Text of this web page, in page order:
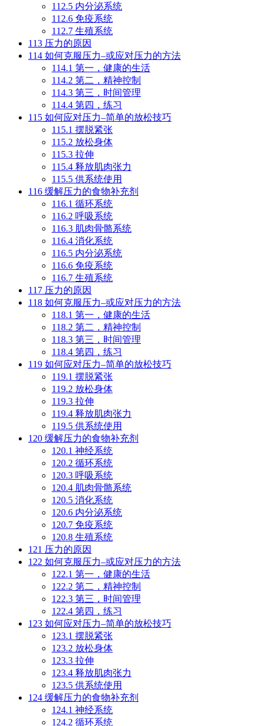
112.5 内分泌系统
112.6 免疫系统
112.7 生殖系统
113 压力的原因
114 如何克服压力–或应对压力的方法
114.1 第一，健康的生活
114.2 第二，精神控制
114.3 第三，时间管理
114.4 第四，练习
115 如何应对压力–简单的放松技巧
115.1 摆脱紧张
115.2 放松身体
115.3 拉伸
115.4 释放肌肉张力
115.5 供系统使用
116 缓解压力的食物补充剂
116.1 循环系统
116.2 呼吸系统
116.3 肌肉骨骼系统
116.4 消化系统
116.5 内分泌系统
116.6 免疫系统
116.7 生殖系统
117 压力的原因
118 如何克服压力–或应对压力的方法
118.1 第一，健康的生活
118.2 第二，精神控制
118.3 第三，时间管理
118.4 第四，练习
119 如何应对压力–简单的放松技巧
119.1 摆脱紧张
119.2 放松身体
119.3 拉伸
119.4 释放肌肉张力
119.5 供系统使用
120 缓解压力的食物补充剂
120.1 神经系统
120.2 循环系统
120.3 呼吸系统
120.4 肌肉骨骼系统
120.5 消化系统
120.6 内分泌系统
120.7 免疫系统
120.8 生殖系统
121 压力的原因
122 如何克服压力–或应对压力的方法
122.1 第一，健康的生活
122.2 第二，精神控制
122.3 第三，时间管理
122.4 第四，练习
123 如何应对压力–简单的放松技巧
123.1 摆脱紧张
123.2 放松身体
123.3 拉伸
123.4 释放肌肉张力
123.5 供系统使用
124 缓解压力的食物补充剂
124.1 神经系统
124.2 循环系统